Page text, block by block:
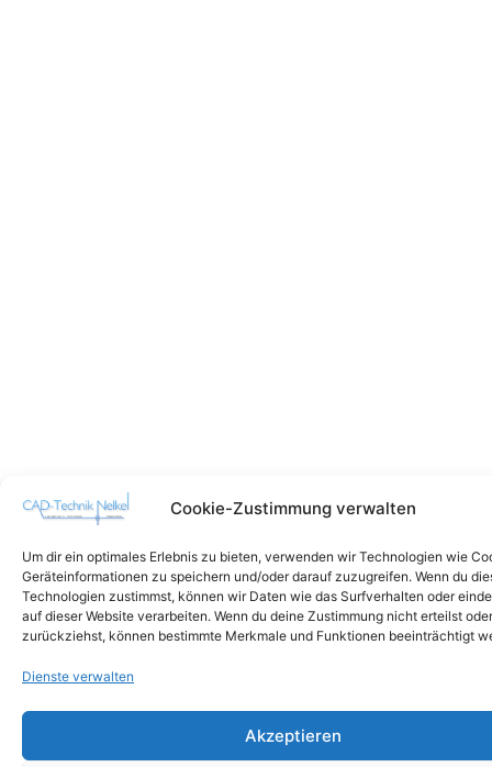
Cookie-Zustimmung verwalten
Um dir ein optimales Erlebnis zu bieten, verwenden wir Technologien wie
Geräteinformationen zu speichern und/oder darauf zuzugreifen. Wenn du
Technologien zustimmst, können wir Daten wie das Surfverhalten oder
auf dieser Website verarbeiten. Wenn du deine Zustimmung nicht erteilst oder
zurückziehst, können bestimmte Merkmale und Funktionen beeinträchtigt
Dienste verwalten
Akzeptieren